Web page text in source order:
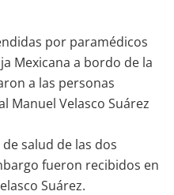
por paramédicos
Mexicana a bordo de la
a las personas
Manuel Velasco Suárez
salud de las dos
fueron recibidos en
Suárez.